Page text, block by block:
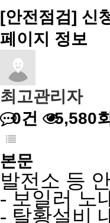
[안전점검] 신
페이지 정보
최고관리자
0건
5,580
본문
발전소 등
- 보일러 노
- 탈황설비